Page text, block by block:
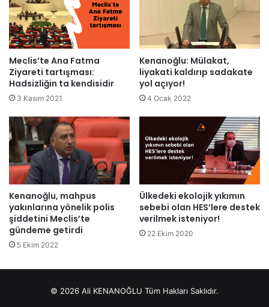
Meclis’te Ana Fatma
Ziyareti tartışması:
Hadsizliğin ta kendisidir
3 Kasım 2021
Kenanoğlu: Mülakat,
liyakati kaldırıp sadakate
yol açıyor!
4 Ocak 2022
Kenanoğlu, mahpus
yakınlarına yönelik polis
şiddetini Meclis’te
gündeme getirdi
5 Ekim 2022
Ülkedeki ekolojik yıkımın
sebebi olan HES’lere destek
verilmek isteniyor!
22 Ekim 2020
© 2026 Ali KENANOĞLU Tüm Hakları Saklıdır.